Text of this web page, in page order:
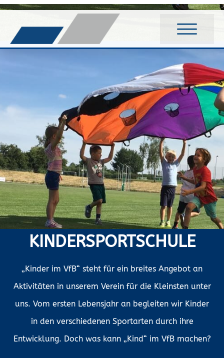
KINDERSPORTSCHULE
„Kinder im VfB“ steht für ein breites Angebot an
Aktivitäten in unserem Verein für die Kleinsten unter
uns. Vom ersten Lebensjahr an begleiten wir Kinder
in den verschiedenen Sportarten durch ihre
Entwicklung. Doch was kann „Kind“ im VfB machen?